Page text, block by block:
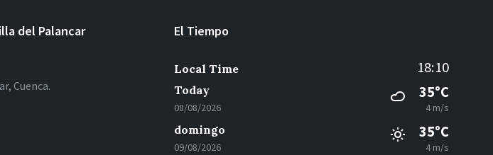
del Palancar
Cuenca.
El Tiempo
Local Time 18:10
Today
08/08/2026
35°C
4 m/s
domingo
09/08/2026
35°C
4 m/s